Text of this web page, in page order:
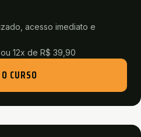
acesso imediato e
ou 12x de R$ 39,90
CURSO